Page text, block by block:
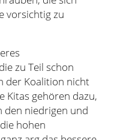
vorsichtig zu
zu Teil schon
der Koalition nicht
Kitas gehören dazu,
den niedrigen und
hohen